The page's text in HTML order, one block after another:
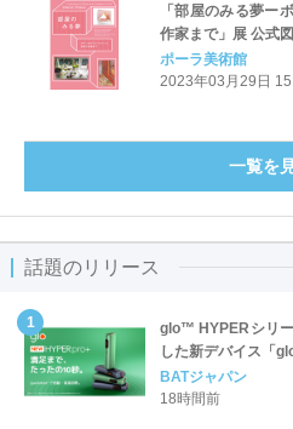
「部屋のみる夢ー
作家まで」展 公式
ポーラ美術館
2023年03月29日
一覧を
話題のリリース
glo™ HYPERシリ
した新デバイス「
17日より全国へ拡大
BATジャパン
18時間前